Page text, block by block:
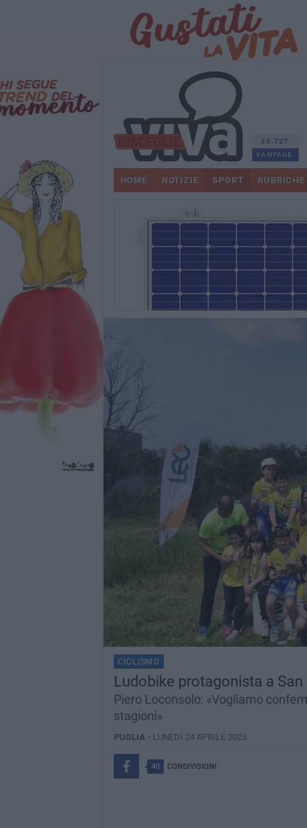
30.727
FANPAGE
HOME NOTIZIE SPORT RUBRICHE
CICLISMO
Ludobike protagonista a
Piero Loconsolo: «Vogliamo
stagioni»
PUGLIA - LUNEDÌ 24 APRILE 2023
40 CONDIVISIONI